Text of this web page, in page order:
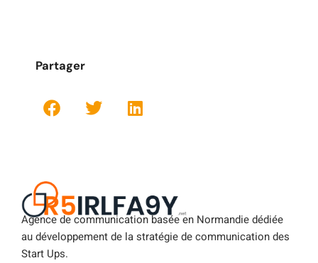
Partager
Agence de communication basée en Normandie dédiée
au développement de la stratégie de communication des
Start Ups.